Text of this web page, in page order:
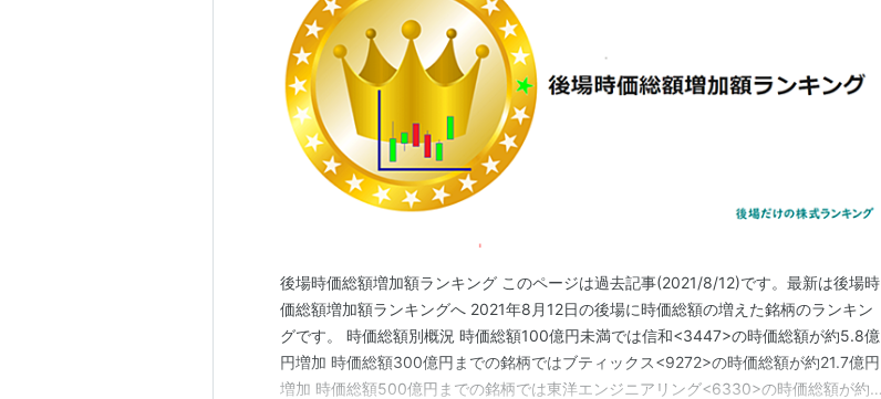
後場時価総額増加額ランキング このページは過去記事(2021/8/12)です。最新は後場時
価総額増加額ランキングへ 2021年8月12日の後場に時価総額の増えた銘柄のランキン
グです。 時価総額別概況 時価総額100億円未満では信和<3447>の時価総額が約5.8億
円増加 時価総額300億円までの銘柄ではブティックス<9272>の時価総額が約21.7億円
増加 時価総額500億円までの銘柄では東洋エンジニアリング<6330>の時価総額が約